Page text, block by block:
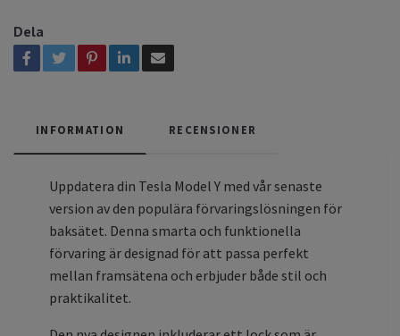
Dela
INFORMATION RECENSIONER
Uppdatera din Tesla Model Y med vår senaste
version av den populära förvaringslösningen för
baksätet. Denna smarta och funktionella
förvaring är designad för att passa perfekt
mellan framsätena och erbjuder både stil och
praktikalitet.